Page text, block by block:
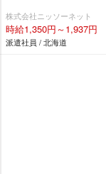
株式会社ニッソーネット
時給1,350円～1,937円
派遣社員 / 北海道